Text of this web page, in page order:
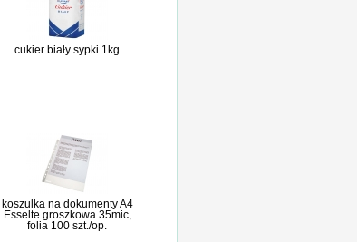
cukier biały sypki 1kg
koszulka na dokumenty A4
Esselte groszkowa 35mic,
folia 100 szt./op.